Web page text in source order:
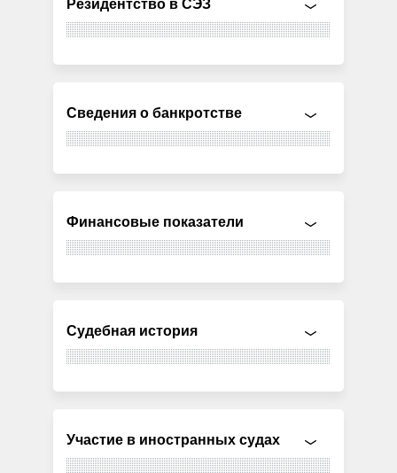
Резидентство в СЭЗ
Сведения о банкротстве
Финансовые показатели
Судебная история
Участие в иностранных судах